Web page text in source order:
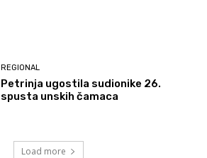
REGIONAL
Petrinja ugostila sudionike 26.
spusta unskih čamaca
Load more